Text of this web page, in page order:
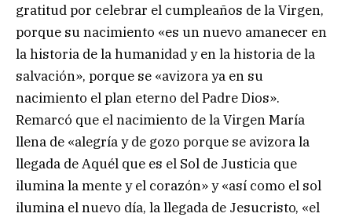
gratitud por celebrar el cumpleaños de la Virgen,
porque su nacimiento «es un nuevo amanecer en
la historia de la humanidad y en la historia de la
salvación», porque se «avizora ya en su
nacimiento el plan eterno del Padre Dios».
Remarcó que el nacimiento de la Virgen María
llena de «alegría y de gozo porque se avizora la
llegada de Aquél que es el Sol de Justicia que
ilumina la mente y el corazón» y «así como el sol
ilumina el nuevo día, la llegada de Jesucristo, «el